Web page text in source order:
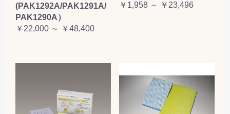
(PAK1292A/PAK1291A/
PAK1290A）
￥22,000 ～ ￥48,400
￥1,958 ～ ￥23,496